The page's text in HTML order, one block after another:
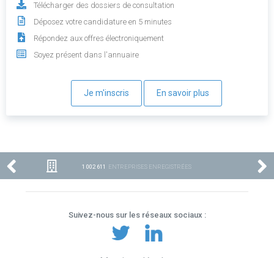
Télécharger des dossiers de consultation
Déposez votre candidature en 5 minutes
Répondez aux offres électroniquement
Soyez présent dans l'annuaire
Je m'inscris En savoir plus
1 002 611 ENTREPRISES ENREGISTRÉES
Suivez-nous sur les réseaux sociaux :